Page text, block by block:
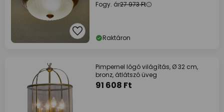
Fogy. ár27 973 Ft
Raktáron
Pimpernel lógó világítás, Ø 32 cm,
bronz, átlátszó üveg
91 608 Ft